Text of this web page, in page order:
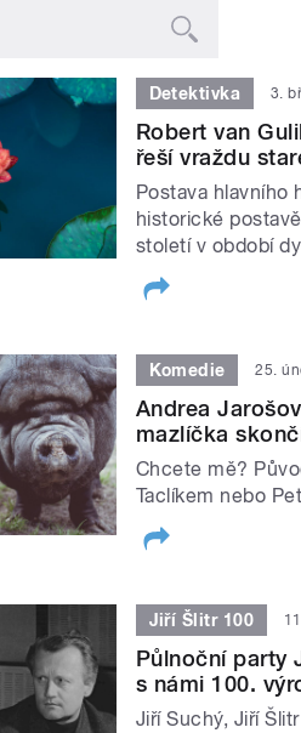
Detektivka 3.
Robert van
řeší vraždu
Postava hlavního
historické
století v období
Komedie 25.
Andrea
mazlíčka
Chcete mě?
Taclíkem nebo
Jiří Šlitr 100
Půlnoční party
s námi 100.
Jiří Suchý, Jiří